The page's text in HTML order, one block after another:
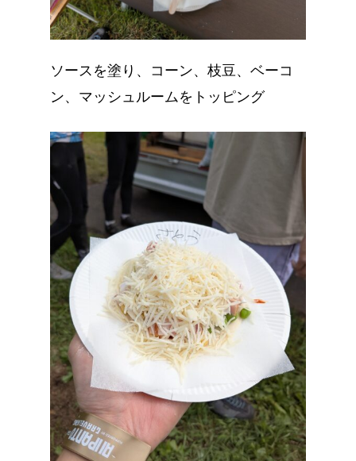
ソースを塗り、コーン、枝豆、ベーコ
ン、マッシュルームをトッピング